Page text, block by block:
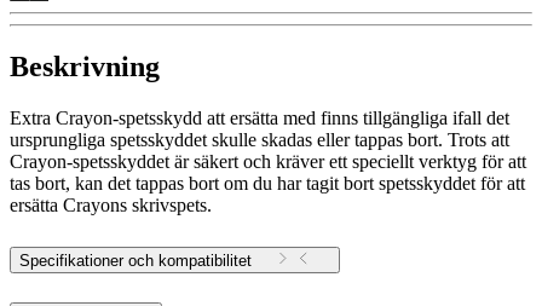
Beskrivning
Extra Crayon-spetsskydd att ersätta med finns tillgängliga ifall det
ursprungliga spetsskyddet skulle skadas eller tappas bort. Trots att
Crayon-spetsskyddet är säkert och kräver ett speciellt verktyg för att
tas bort, kan det tappas bort om du har tagit bort spetsskyddet för att
ersätta Crayons skrivspets.
Specifikationer och kompatibilitet